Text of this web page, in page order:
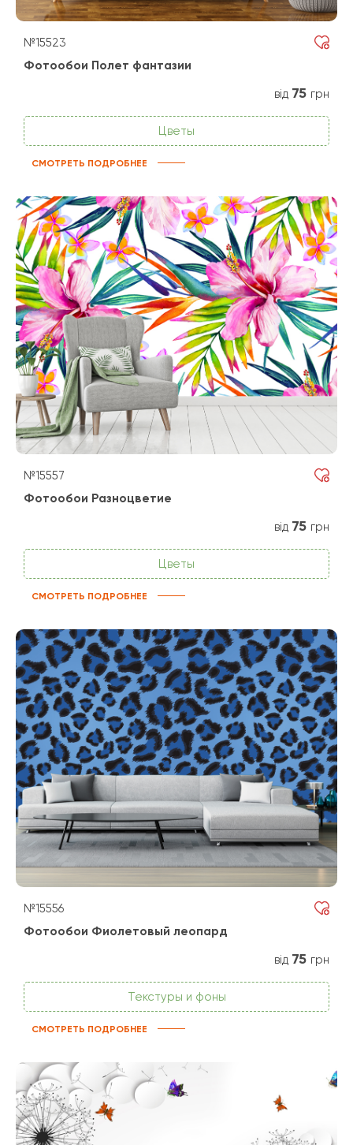
№15523
Фотообои Полет фантазии
від 75 грн
Цветы
СМОТРЕТЬ ПОДРОБНЕЕ
№15557
Фотообои Разноцветие
від 75 грн
Цветы
СМОТРЕТЬ ПОДРОБНЕЕ
№15556
Фотообои Фиолетовый леопард
від 75 грн
Текстуры и фоны
СМОТРЕТЬ ПОДРОБНЕЕ